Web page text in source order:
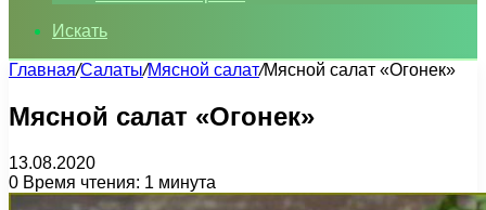
Искать
Главная/Салаты/Мясной салат/Мясной салат «Огонек»
Мясной салат «Огонек»
13.08.2020
0 Время чтения: 1 минута